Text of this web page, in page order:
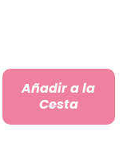
Añadir a la
Cesta